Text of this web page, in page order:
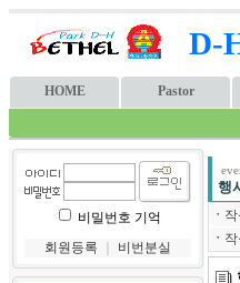
D-
HOME Pastor
비밀번호 기억
회원등록
비번분실
행
ㆍ
ㆍ